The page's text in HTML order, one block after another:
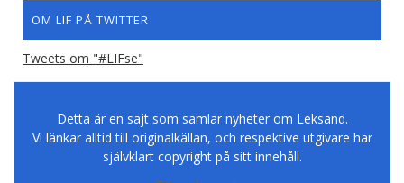
OM LIF PÅ TWITTER
Tweets om "#LIFse"
Detta är en sajt som samlar nyheter om Leksand.
Vi länkar alltid till originalkällan, och respektive utgivare har
självklart copyright på sitt innehåll.